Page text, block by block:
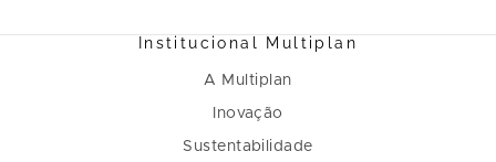
Institucional Multiplan
A Multiplan
Inovação
Sustentabilidade